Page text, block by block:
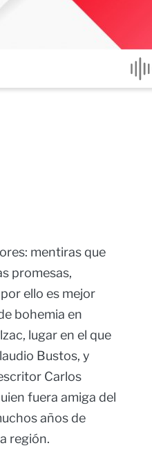
mentiras que
promesas,
ello es mejor
bohemia en
lugar en el que
Bustos, y
Carlos
fuera amiga del
años de
región.